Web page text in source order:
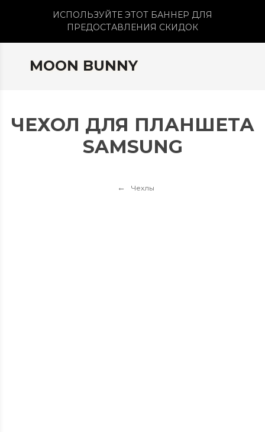
ИСПОЛЬЗУЙТЕ ЭТОТ БАННЕР ДЛЯ
ПРЕДОСТАВЛЕНИЯ СКИДОК
MOON BUNNY
ЧЕХОЛ ДЛЯ ПЛАНШЕТА
SAMSUNG
Чехлы